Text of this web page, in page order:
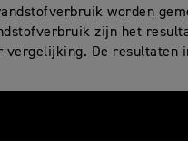
worden
zijn het
vergelijking. De